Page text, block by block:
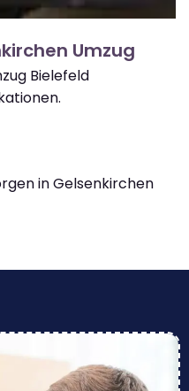
Umzug
Bielefeld
in Gelsenkirchen